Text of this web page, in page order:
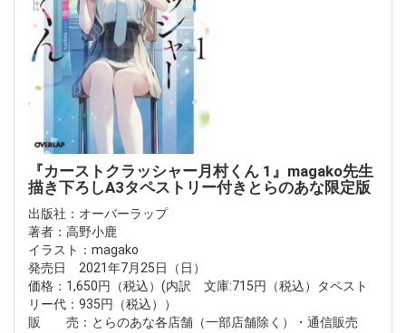
『カーストクラッシャー月村くん 1』magako先生
描き下ろしA3タペストリー付きとらのあな限定版
出版社：オーバーラップ
著者：高野小鹿
イラスト：magako
発売日 2021年7月25日（日）
価格：1,650円（税込）(内訳 文庫:715円（税込）タペスト
リー代：935円（税込））
販 売：とらのあな各店舗（一部店舗除く）・通信販売